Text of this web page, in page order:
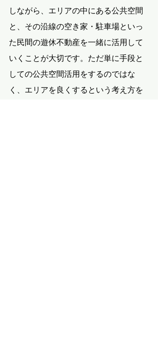
しながら、エリアの中にある公共空間
と、その沿線の空き家・駐車場といっ
た民間の遊休不動産を一緒に活用して
いくことが大切です。ただ単に手段と
しての公共空間活用をするのではな
く、エリアを良くするという考え方を